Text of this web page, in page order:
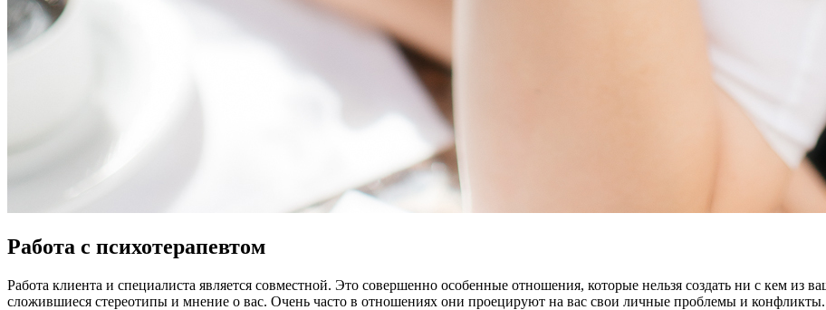
Работа с психотерапевтом
Работа клиента и специалиста является совместной. Это совершенно особенные отношения, которые нельзя создать ни с кем из
сложившиеся стереотипы и мнение о вас. Очень часто в отношениях они проецируют на вас свои личные проблемы и конфликты.